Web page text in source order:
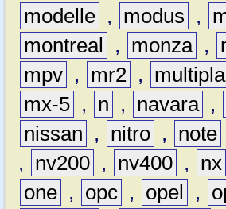
modelle , modus ,
montreal
, monza ,
mpv , mr2 , multipla
mx-5 , n , navara ,
nissan
, nitro , note
,
nv200 , nv400 , nx
one , opc , opel ,